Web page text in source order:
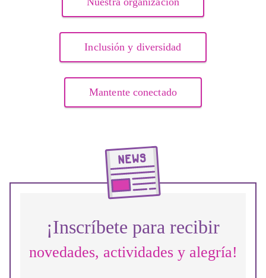
Inclusión y diversidad
Mantente conectado
¡Inscríbete para recibir
novedades, actividades y alegría!